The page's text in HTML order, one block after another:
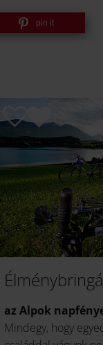
pin it
az Alpok
Mindegy, hogy